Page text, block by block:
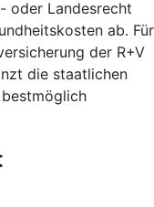
oder Landesrecht
ab. Für
der R+V
die staatlichen